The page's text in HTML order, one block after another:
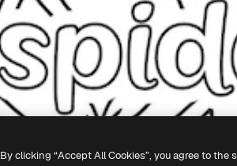
By clicking “Accept All Cookies”, you agree to